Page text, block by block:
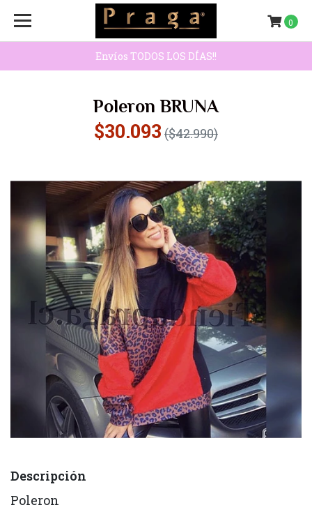
Envíos TODOS LOS DÍAS!!
0
Poleron BRUNA
$30.093 ($42.990)
Descripción
Poleron